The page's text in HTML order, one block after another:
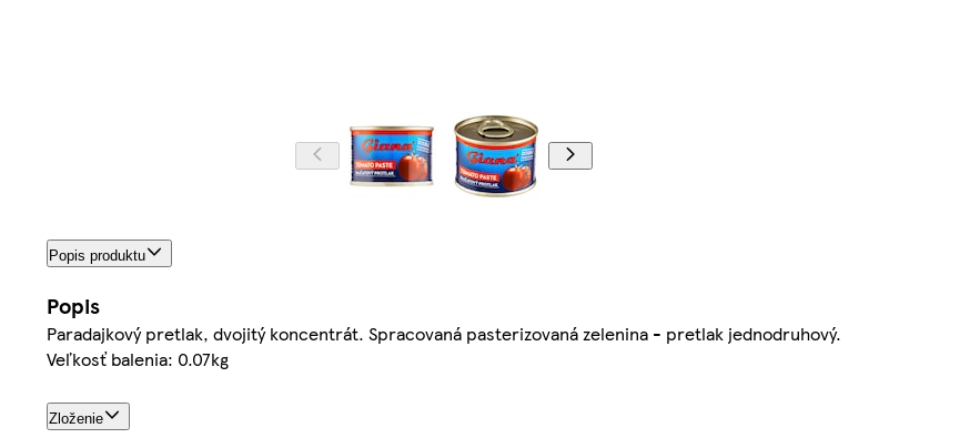
Popis produktu
Popis
Paradajkový pretlak, dvojitý koncentrát. Spracovaná pasterizovaná zelenina - pretlak jednodruhový.
Veľkosť balenia: 0.07kg
Zloženie